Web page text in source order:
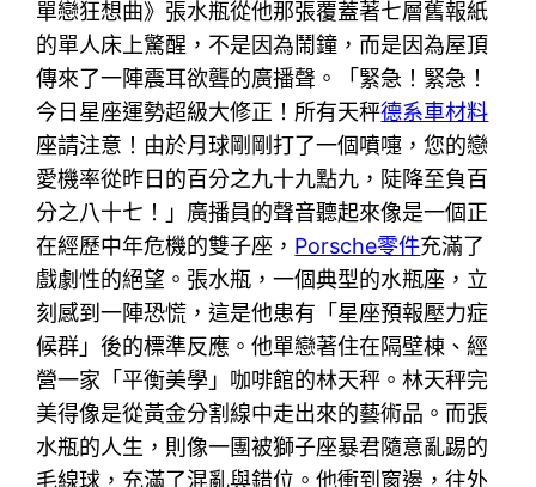
單戀狂想曲》張水瓶從他那張覆蓋著七層舊報紙
的單人床上驚醒，不是因為鬧鐘，而是因為屋頂
傳來了一陣震耳欲聾的廣播聲。「緊急！緊急！
今日星座運勢超級大修正！所有天秤德系車材料
座請注意！由於月球剛剛打了一個噴嚏，您的戀
愛機率從昨日的百分之九十九點九，陡降至負百
分之八十七！」廣播員的聲音聽起來像是一個正
在經歷中年危機的雙子座， Porsche零件充滿了
戲劇性的絕望。張水瓶，一個典型的水瓶座，立
刻感到一陣恐慌，這是他患有「星座預報壓力症
候群」後的標準反應。他單戀著住在隔壁棟、經
營一家「平衡美學」咖啡館的林天秤。林天秤完
美得像是從黃金分割線中走出來的藝術品。而張
水瓶的人生，則像一團被獅子座暴君隨意亂踢的
毛線球，充滿了混亂與錯位。他衝到窗邊，往外